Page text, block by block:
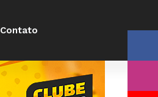
Contato